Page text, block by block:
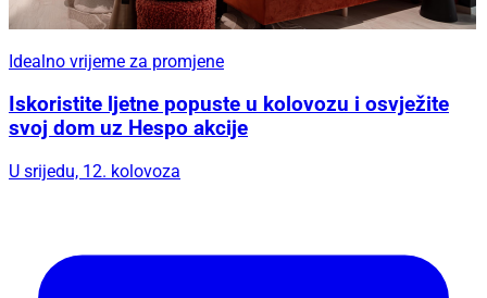
Idealno vrijeme za promjene
Iskoristite ljetne popuste u kolovozu i osvježite
svoj dom uz Hespo akcije
U srijedu, 12. kolovoza